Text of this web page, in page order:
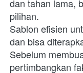
dan tahan lama,
pilihan.
Sablon efisien
dan bisa
Sebelum
pertimbangkan